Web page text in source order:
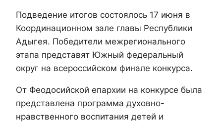
Подведение итогов состоялось 17 июня в
Координационном зале главы Республики
Адыгея. Победители межрегионального
этапа представят Южный федеральный
округ на всероссийском финале конкурса.
От Феодосийской епархии на конкурсе была
представлена программа духовно-
нравственного воспитания детей и